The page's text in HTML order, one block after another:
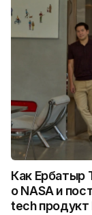
Как Ербатыр
о NASA и
tech продукт